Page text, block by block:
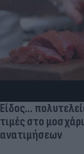
Είδος...
τιμές στο
ανατιμήσεων